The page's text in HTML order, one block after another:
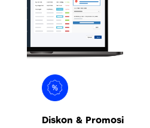
Diskon & Promosi